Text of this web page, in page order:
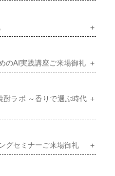
＋
のAI実践講座ご来場御礼 ＋
ラボ ～香りで選ぶ時代 ＋
グセミナーご来場御礼 ＋